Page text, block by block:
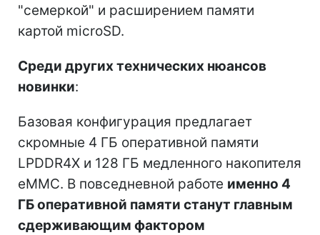
"семеркой" и расширением памяти
картой microSD.
Среди других технических нюансов
новинки:
Базовая конфигурация предлагает
скромные 4 ГБ оперативной памяти
LPDDR4X и 128 ГБ медленного накопителя
eMMC. В повседневной работе именно 4
ГБ оперативной памяти станут главным
сдерживающим фактором